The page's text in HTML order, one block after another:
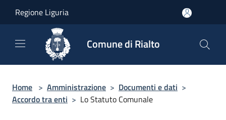
Regione Liguria
Comune di Rialto
Home > Amministrazione > Documenti e dati >
Accordo tra enti > Lo Statuto Comunale